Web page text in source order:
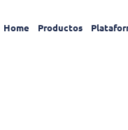
Home Productos